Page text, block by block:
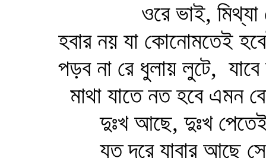
ওরে ভাই,
হবার নয় যা কোনোমতেই
পড়ব না রে ধুলায় লুটে,
মাথা যাতে নত হবে এমন
দুঃখ আছে, দুঃখ
যত দূরে যাবার আছে